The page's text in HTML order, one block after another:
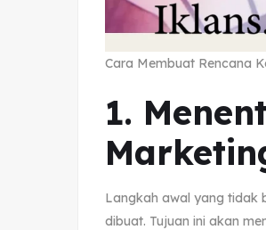
Cara Membuat Rencana
1.
Langkah awal yang tidak
dibuat. Tujuan ini akan